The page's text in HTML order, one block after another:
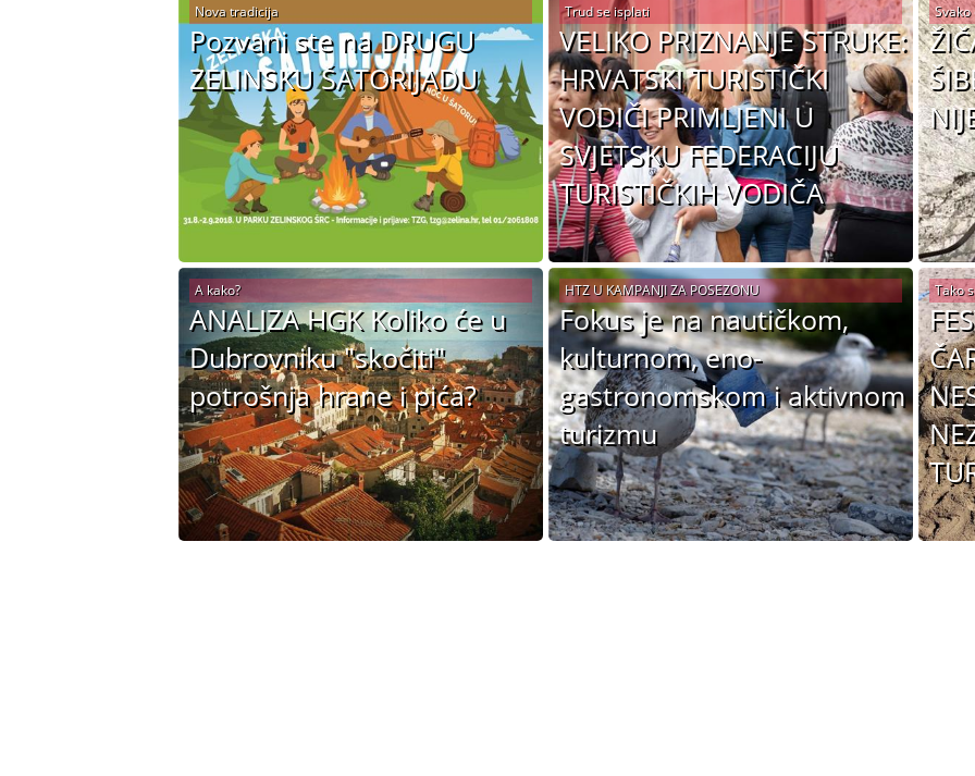
Pozvani ste na DRUGU
ZELINSKU ŠATORIJADU
Nova tradicija
VELIKO PRIZNANJE STRUKE:
HRVATSKI TURISTIČKI
VODIČI PRIMLJENI U
SVJETSKU FEDERACIJU
TURISTIČKIH VODIČA
Trud se isplati Svako
ANALIZA HGK Koliko će u
Dubrovniku "skočiti"
potrošnja hrane i pića?
A kako?
Fokus je na nautičkom,
kulturnom, eno-
gastronomskom i aktivnom
turizmu
HTZ U KAMPANJI ZA POSEZONU Tako